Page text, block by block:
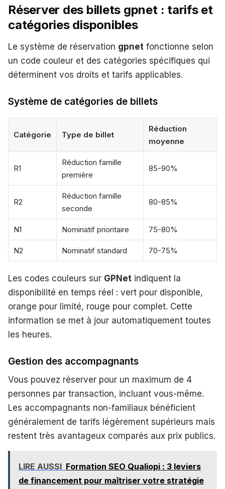
Réserver des billets gpnet : tarifs et
catégories disponibles
Le système de réservation gpnet fonctionne selon
un code couleur et des catégories spécifiques qui
déterminent vos droits et tarifs applicables.
Système de catégories de billets
Catégorie Type de billet
Réduction
moyenne
R1
Réduction famille
première
85-90%
R2
Réduction famille
seconde
80-85%
N1 Nominatif prioritaire 75-80%
N2 Nominatif standard 70-75%
Les codes couleurs sur GPNet indiquent la
disponibilité en temps réel : vert pour disponible,
orange pour limité, rouge pour complet. Cette
information se met à jour automatiquement toutes
les heures.
Gestion des accompagnants
Vous pouvez réserver pour un maximum de 4
personnes par transaction, incluant vous-même.
Les accompagnants non-familiaux bénéficient
généralement de tarifs légèrement supérieurs mais
restent très avantageux comparés aux prix publics.
LIRE AUSSI Formation SEO Qualiopi : 3 leviers
de financement pour maîtriser votre stratégie